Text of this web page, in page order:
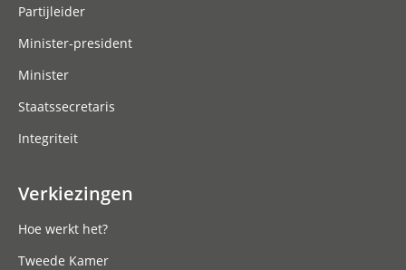
Partijleider
Minister-president
Minister
Staatssecretaris
Integriteit
Verkiezingen
Hoe werkt het?
Tweede Kamer